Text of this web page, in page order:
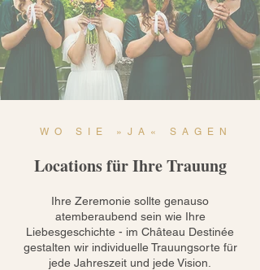
WO SIE »JA« SAGEN
Locations für Ihre Trauung
Ihre Zeremonie sollte genauso
atemberaubend sein wie Ihre
Liebesgeschichte - im Château Destinée
gestalten wir individuelle Trauungsorte für
jede Jahreszeit und jede Vision.